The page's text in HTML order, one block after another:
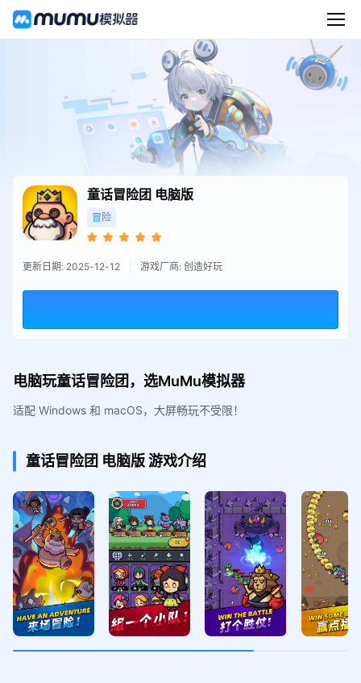
童话冒险团 电脑版
冒险
更新日期: 2025-12-12 游戏厂商: 创造好玩
电脑玩童话冒险团，选MuMu模拟器
适配 Windows 和 macOS，大屏畅玩不受限！
童话冒险团 电脑版游戏介绍